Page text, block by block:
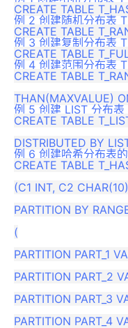
例 2 创建随机分布表
例 3 创建复制分布表
例 4 创建范围分布表
CREATE TABLE
例 5 创建 LIST 分布表
CREATE TABLE
例 6 创建哈希分布表的
CREATE TABLE
(C1 INT, C2
PARTITION BY
(
PARTITION PART_1
PARTITION PART_2
PARTITION PART_3
PARTITION PART_4